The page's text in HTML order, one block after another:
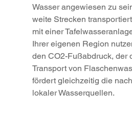
Wasser angewiesen zu
weite Strecken
mit einer
Ihrer eigenen Region
den CO2-Fußabdruck, der
Transport von
fördert gleichzeitig die
lokaler Wasserquellen.